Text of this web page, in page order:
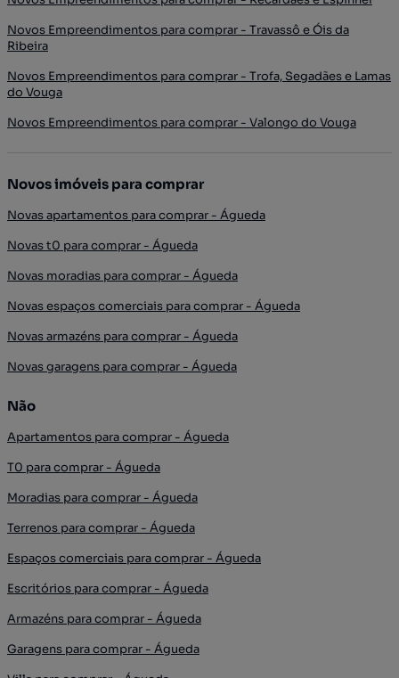
Novos Empreendimentos para comprar - Travassô e Óis da
Ribeira
Novos Empreendimentos para comprar - Trofa, Segadães e Lamas
do Vouga
Novos Empreendimentos para comprar - Valongo do Vouga
Novos imóveis para comprar
Novas apartamentos para comprar - Águeda
Novas t0 para comprar - Águeda
Novas moradias para comprar - Águeda
Novas espaços comerciais para comprar - Águeda
Novas armazéns para comprar - Águeda
Novas garagens para comprar - Águeda
Não
Apartamentos para comprar - Águeda
T0 para comprar - Águeda
Moradias para comprar - Águeda
Terrenos para comprar - Águeda
Espaços comerciais para comprar - Águeda
Escritórios para comprar - Águeda
Armazéns para comprar - Águeda
Garagens para comprar - Águeda